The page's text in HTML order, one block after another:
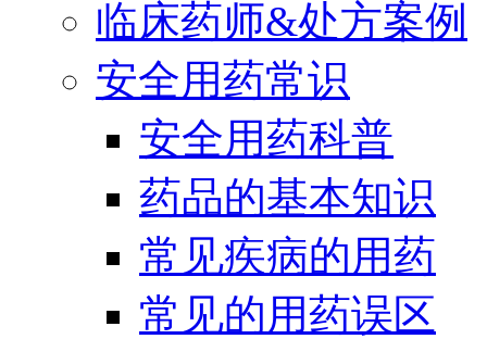
临床药师&处方案例
安全用药常识
安全用药科普
药品的基本知识
常见疾病的用药
常见的用药误区